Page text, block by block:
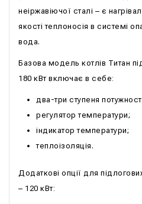
неіржавіючої сталі – є
якості теплоносія в системі
вода.
Базова модель котлів Титан
180 кВт включає в себе:
два-три ступеня
регулятор температури;
індикатор температури;
теплоізоляція.
Додаткові опції для
– 120 кВт: